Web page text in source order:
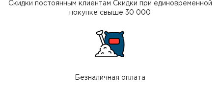
Скидки постоянным клиентам Скидки при единовременной
покупке свыше 30 000
Безналичная оплата